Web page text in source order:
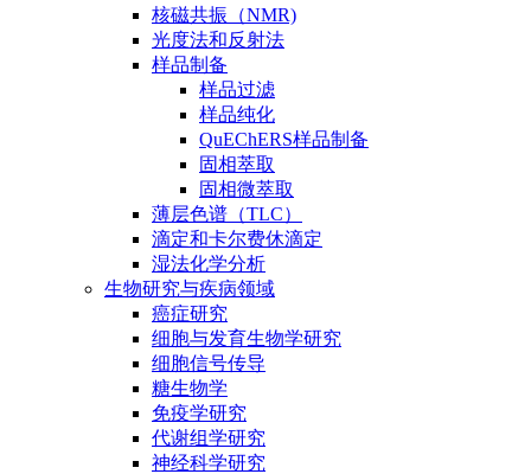
核磁共振（NMR)
光度法和反射法
样品制备
样品过滤
样品纯化
QuEChERS样品制备
固相萃取
固相微萃取
薄层色谱（TLC）
滴定和卡尔费休滴定
湿法化学分析
生物研究与疾病领域
癌症研究
细胞与发育生物学研究
细胞信号传导
糖生物学
免疫学研究
代谢组学研究
神经科学研究